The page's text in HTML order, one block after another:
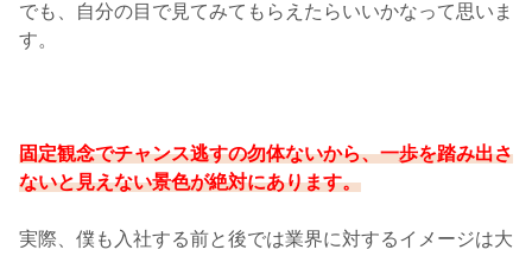
でも、自分の目で見てみてもらえたらいいかなって思いま
す。
固定観念でチャンス逃すの勿体ないから、一歩を踏み出さ
ないと見えない景色が絶対にあります。
実際、僕も入社する前と後では業界に対するイメージは大